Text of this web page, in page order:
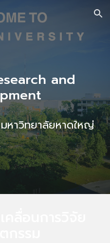
Skip to navigation
and
หาวิทยาลัยหาดใหญ่